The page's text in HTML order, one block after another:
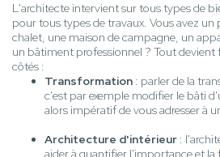
L'architecte intervient sur tous types de
pour tous types de travaux. Vous avez un
chalet, une maison de campagne, un
un bâtiment professionnel ? Tout devient
côtés :
Transformation : parler de la
c'est par exemple modifier le bâti
alors impératif de vous adresser à
Architecture d'intérieur :
aider à quantifier l'importance et la